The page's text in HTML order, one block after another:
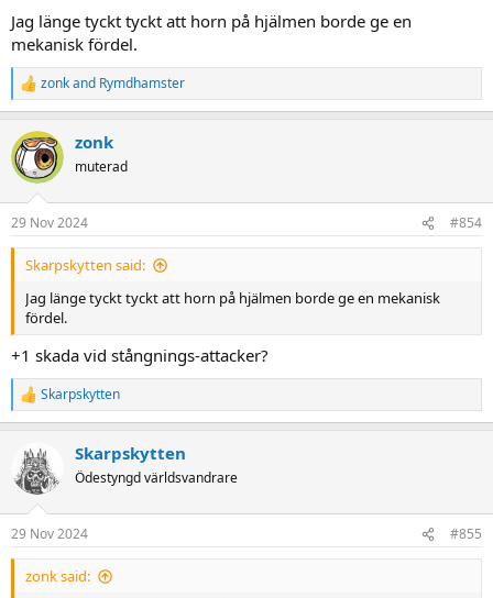
Jag länge tyckt tyckt att horn på hjälmen borde ge en
mekanisk fördel.
R
e
c
t
i
s
:
zonkand Rymdhamster
zonk
muterad
29 Nov 2024 #854
Skarpskytten said:
Jag länge tyckt tyckt att horn på hjälmen borde ge en mekanisk
fördel.
+1 skada vid stångnings-attacker?
R
e
c
t
i
s
:
Skarpskytten
Skarpskytten
Ödestyngd världsvandrare
29 Nov 2024 #855
zonk said: